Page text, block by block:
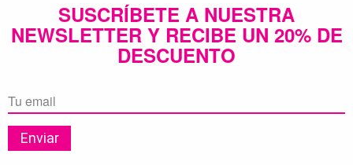
SUSCRÍBETE A NUESTRA
NEWSLETTER Y RECIBE UN 20% DE
DESCUENTO